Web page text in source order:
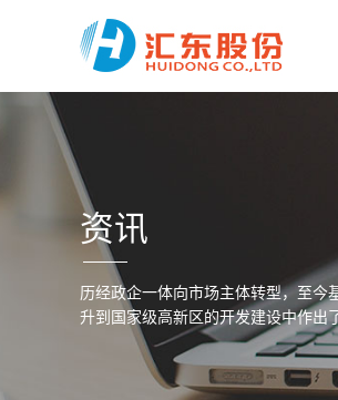
资讯
历经政企一体向市场主体转型，至今
升到国家级高新区的开发建设中作出